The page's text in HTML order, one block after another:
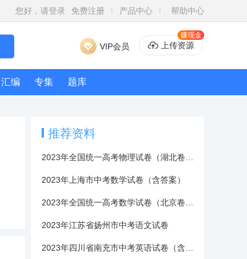
您好，请登录 免费注册 产品中心 帮助中心
VIP会员 上传资源
赚现金
汇编 专集 题库
推荐资料
2023年上海市中考数学试卷（含答案）
2023年江苏省扬州市中考语文试卷